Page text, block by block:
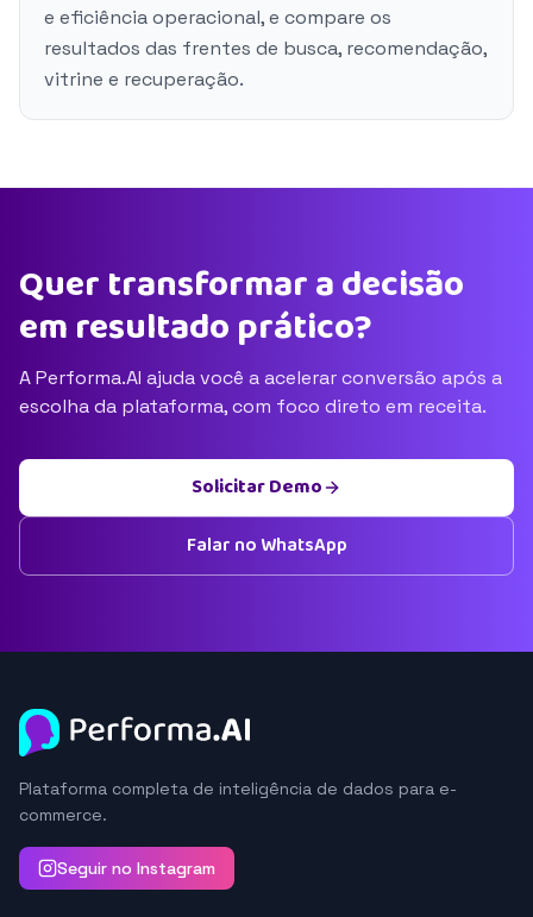
e eficiência operacional, e compare os
resultados das frentes de busca, recomendação,
vitrine e recuperação.
Quer transformar a decisão
em resultado prático?
A Performa.AI ajuda você a acelerar conversão após a
escolha da plataforma, com foco direto em receita.
Solicitar Demo
Falar no WhatsApp
Plataforma completa de inteligência de dados para e-
commerce.
Seguir no Instagram